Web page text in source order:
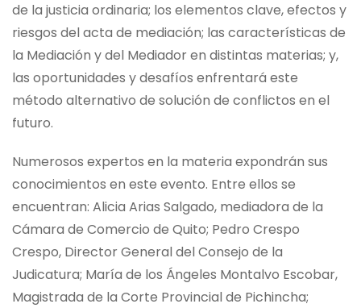
de la justicia ordinaria; los elementos clave, efectos y
riesgos del acta de mediación; las características de
la Mediación y del Mediador en distintas materias; y,
las oportunidades y desafíos enfrentará este
método alternativo de solución de conflictos en el
futuro.
Numerosos expertos en la materia expondrán sus
conocimientos en este evento. Entre ellos se
encuentran: Alicia Arias Salgado, mediadora de la
Cámara de Comercio de Quito; Pedro Crespo
Crespo, Director General del Consejo de la
Judicatura; María de los Ángeles Montalvo Escobar,
Magistrada de la Corte Provincial de Pichincha;